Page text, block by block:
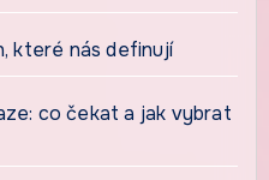
které nás definují
co čekat a jak vybrat